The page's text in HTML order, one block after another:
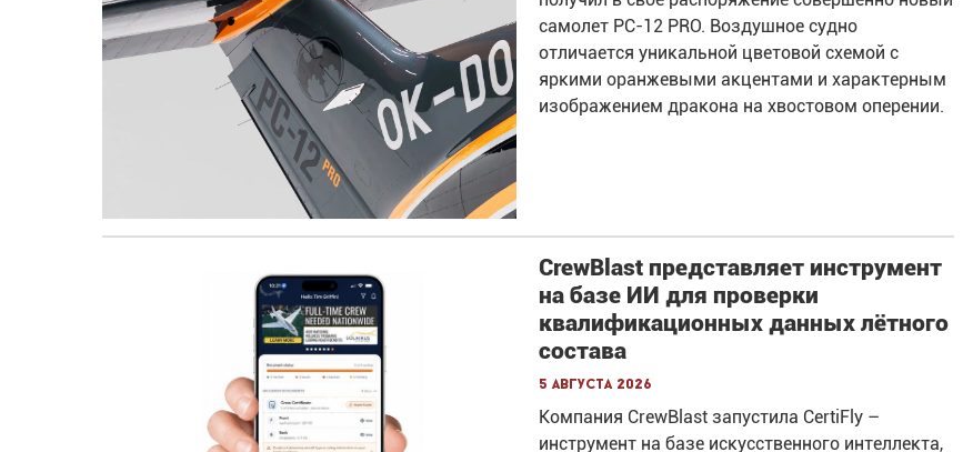
самолет PC-12 PRO. Воздушное судно
отличается уникальной цветовой схемой с
яркими оранжевыми акцентами и характерным
изображением дракона на хвостовом оперении.
CrewBlast представляет инструмент
на базе ИИ для проверки
квалификационных данных лётного
состава
5 августа 2026
Компания CrewBlast запустила CertiFly –
инструмент на базе искусственного интеллекта,